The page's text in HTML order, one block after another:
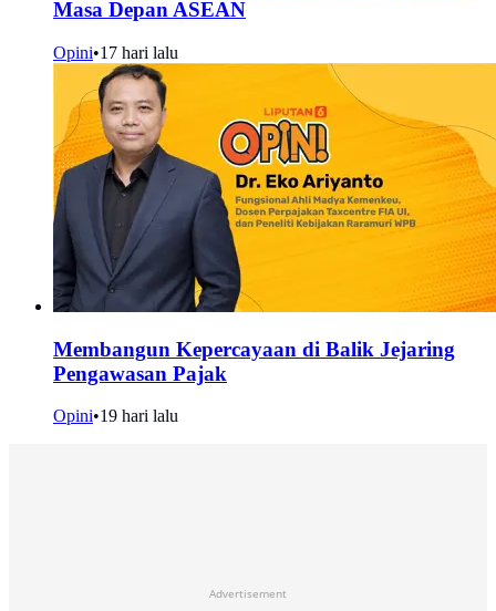
Masa Depan ASEAN
Opini•17 hari lalu
Membangun Kepercayaan di Balik Jejaring
Pengawasan Pajak
Opini•19 hari lalu
Advertisement